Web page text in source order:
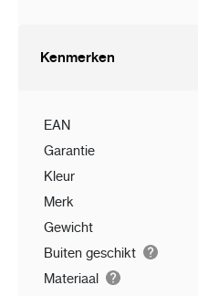
Kenmerken
EAN
Garantie
Kleur
Merk
Gewicht
Buiten geschikt
Materiaal